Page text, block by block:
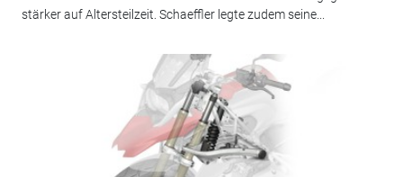
stärker auf Altersteilzeit. Schaeffler legte zudem seine...